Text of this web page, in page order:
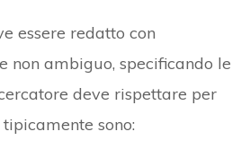
essere redatto con
non ambiguo, specificando le
deve rispettare per
sono: